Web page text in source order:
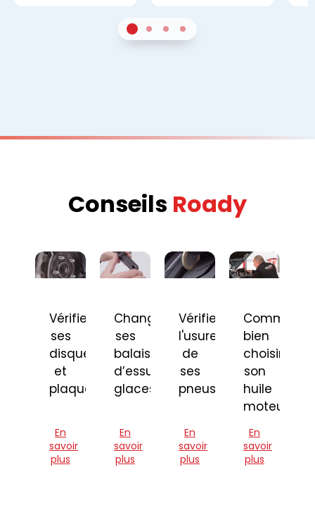
Sur 32Sur 33Sur 34Sur 3
Conseils Roady
Vérifier
ses
disques
et
plaquettes
En
savoir
plus
Changer
ses
balais
d’essuie-
glaces
En
savoir
plus
Vérifier
l'usure
de
ses
pneus
En
savoir
plus
Comment
bien
choisir
son
huile
moteur
En
savoir
plus